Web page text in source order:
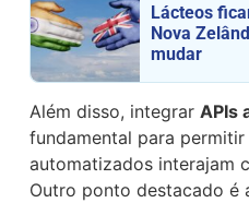
Lácteos
Nova
mudar
Além disso, integrarAPIs
fundamental para
automatizados interajam
Outro ponto destacado é